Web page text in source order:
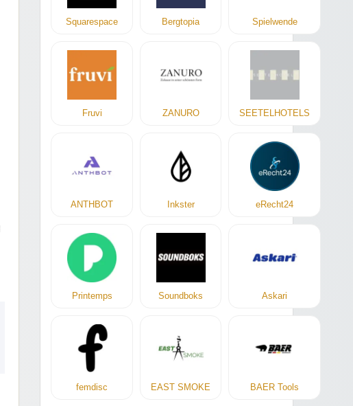
Squarespace Bergtopia Spielwende
Fruvi ZANURO SEETELHOTELS
ANTHBOT Inkster eRecht24
Printemps Soundboks Askari
femdisc EAST SMOKE BAER Tools